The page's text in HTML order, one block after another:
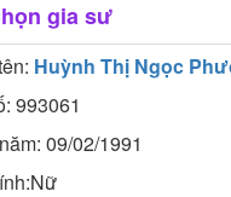
gia sư
Huỳnh Thị Ngọc
993061
09/02/1991